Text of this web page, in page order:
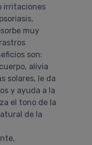
irritaciones
muy
son:
alivia
solares, le da
y ayuda a la
el tono de la
de la